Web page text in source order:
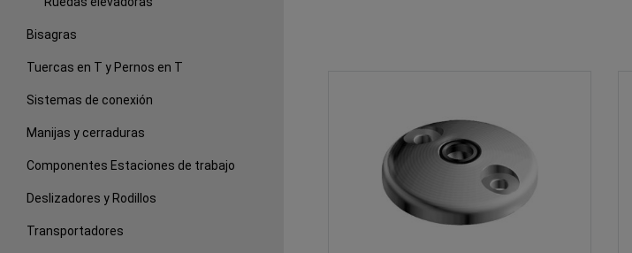
Bisagras
Tuercas en T y Pernos en T
Sistemas de conexión
Manijas y cerraduras
Componentes Estaciones de trabajo
Deslizadores y Rodillos
Transportadores